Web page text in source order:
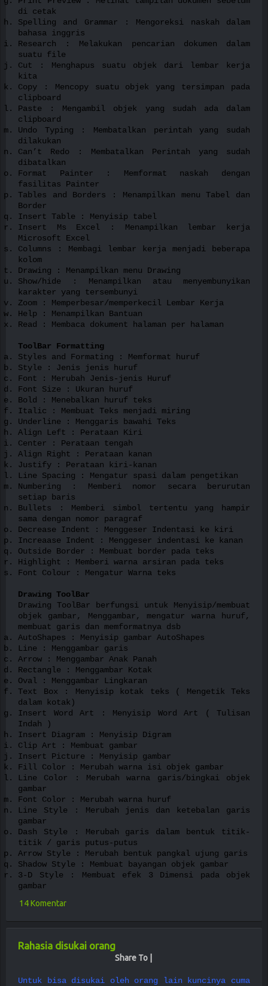
di cetak
Spelling and Grammar : Mengoreksi naskah dalam
bahasa inggris
Research : Melakukan pencarian dokumen dalam
suatu file
Cut : Menghapus suatu objek dari lembar kerja
kita
Copy : Mencopy suatu objek yang tersimpan pada
clipboard
Paste : Mengambil objek yang sudah ada dalam
clipboard
Undo Typing : Membatalkan perintah yang sudah
dilakukan
Can’t Redo : Membatalkan Perintah yang sudah
dibatalkan
Format Painter : Memformat naskah dengan
fasilitas Painter
Tables and Borders : Menampilkan menu Tabel dan
Border
Insert Table : Menyisip tabel
Insert Ms Excel : Menampilkan lembar kerja
Microsoft Excel
Columns : Membagi lembar kerja menjadi beberapa
kolom
Drawing : Menampilkan menu Drawing
Show/hide : Menampilkan atau menyembunyikan
karakter yang tersembunyi
Zoom : Memperbesar/memperkecil Lembar Kerja
Help : Menampilkan Bantuan
Read : Membaca dokument halaman per halaman
ToolBar Formatting
Styles and Formating : Memformat huruf
Style : Jenis jenis huruf
Font : Merubah Jenis-jenis Huruf
Font Size : Ukuran huruf
Bold : Menebalkan huruf teks
Italic : Membuat Teks menjadi miring
Underline : Menggaris bawahi Teks
Align Left : Perataan Kiri
Center : Perataan tengah
Align Right : Perataan kanan
Justify : Perataan kiri-kanan
Line Spacing : Mengatur spasi dalam pengetikan
Numbering : Memberi nomor secara berurutan
setiap baris
Bullets : Memberi simbol tertentu yang hampir
sama dengan nomor paragraf
Decrease Indent : Menggeser Indentasi ke kiri
Increaase Indent : Menggeser indentasi ke kanan
Outside Border : Membuat border pada teks
Highlight : Memberi warna arsiran pada teks
Font Colour : Mengatur Warna teks
Drawing ToolBar
Drawing ToolBar berfungsi untuk Menyisip/membuat
objek gambar, Menggambar, mengatur warna huruf,
membuat garis dan memformatnya dsb
AutoShapes : Menyisip gambar AutoShapes
Line : Menggambar garis
Arrow : Menggambar Anak Panah
Rectangle : Menggambar Kotak
Oval : Menggambar Lingkaran
Text Box : Menyisip kotak teks ( Mengetik Teks
dalam kotak)
Insert Word Art : Menyisip Word Art ( Tulisan
Indah )
Insert Diagram : Menyisip Digram
Clip Art : Membuat gambar
Insert Picture : Menyisip gambar
Fill Color : Merubah warna isi objek gambar
Line Color : Merubah warna garis/bingkai objek
gambar
Font Color : Merubah warna huruf
Line Style : Merubah jenis dan ketebalan garis
gambar
Dash Style : Merubah garis dalam bentuk titik-
titik / garis putus-putus
Arrow Style : Merubah bentuk pangkal ujung garis
Shadow Style : Membuat bayangan objek gambar
3-D Style : Membuat efek 3 Dimensi pada objek
gambar
14 Komentar
Rahasia disukai orang
Share To |
Untuk bisa disukai oleh orang lain kuncinya cuma